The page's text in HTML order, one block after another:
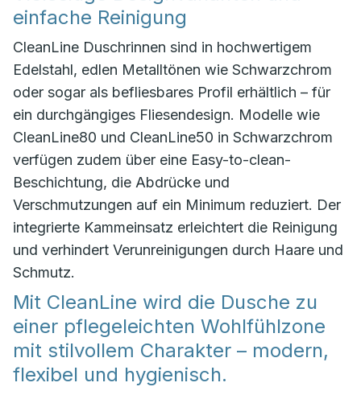
einfache Reinigung
CleanLine Duschrinnen sind in hochwertigem
Edelstahl, edlen Metalltönen wie Schwarzchrom
oder sogar als befliesbares Profil erhältlich – für
ein durchgängiges Fliesendesign. Modelle wie
CleanLine80 und CleanLine50 in Schwarzchrom
verfügen zudem über eine Easy-to-clean-
Beschichtung, die Abdrücke und
Verschmutzungen auf ein Minimum reduziert. Der
integrierte Kammeinsatz erleichtert die Reinigung
und verhindert Verunreinigungen durch Haare und
Schmutz.
Mit CleanLine wird die Dusche zu
einer pflegeleichten Wohlfühlzone
mit stilvollem Charakter – modern,
flexibel und hygienisch.